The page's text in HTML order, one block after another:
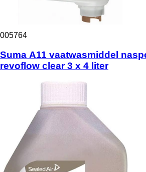
005764
Suma A11 vaatwasmiddel
revoflow clear 3 x 4 liter